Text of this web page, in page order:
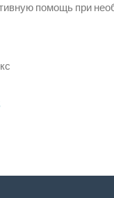
помощь при